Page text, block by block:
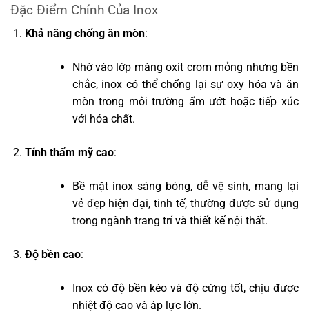
Đặc Điểm Chính Của Inox
Khả năng chống ăn mòn:
Nhờ vào lớp màng oxit crom mỏng nhưng bền
chắc, inox có thể chống lại sự oxy hóa và ăn
mòn trong môi trường ẩm ướt hoặc tiếp xúc
với hóa chất.
Tính thẩm mỹ cao:
Bề mặt inox sáng bóng, dễ vệ sinh, mang lại
vẻ đẹp hiện đại, tinh tế, thường được sử dụng
trong ngành trang trí và thiết kế nội thất.
Độ bền cao:
Inox có độ bền kéo và độ cứng tốt, chịu được
nhiệt độ cao và áp lực lớn.